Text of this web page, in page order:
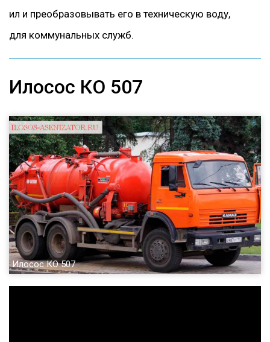
ил и преобразовывать его в техническую воду,
для коммунальных служб.
Илосос КО 507
Илосос КО 507